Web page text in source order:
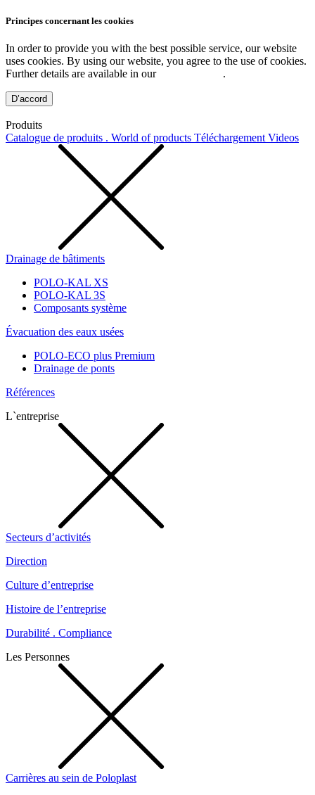
Principes concernant les cookies
In order to provide you with the best possible service, our website
uses cookies. By using our website, you agree to the use of cookies.
Further details are available in our
.
D’accord
Produits
Catalogue de produits . World of products Téléchargement Videos
Drainage de bâtiments
POLO-KAL XS
POLO-KAL 3S
Composants système
Évacuation des eaux usées
POLO-ECO plus Premium
Drainage de ponts
Références
L`entreprise
Secteurs d’activités
Direction
Culture d’entreprise
Histoire de l’entreprise
Durabilité . Compliance
Les Personnes
Carrières au sein de Poloplast